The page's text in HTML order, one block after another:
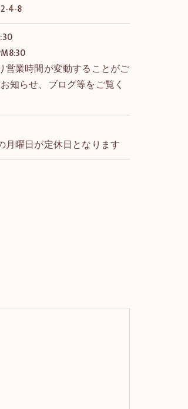
4-8
営業時間が変動することがご
知らせ、ブログ等をご覧く
月曜日が定休日となります